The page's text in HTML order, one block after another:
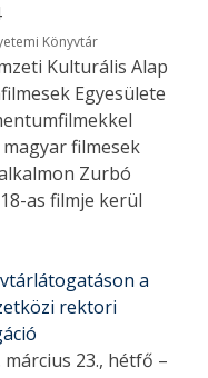
Könyvtár
Kulturális Alap
Egyesülete
filmesek
Zurbó
as filmje kerül
a
rektori
március 23., hétfő –